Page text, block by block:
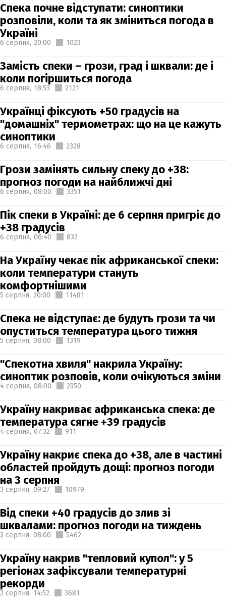
Спека почне відступати: синоптики
розповіли, коли та як зміниться погода в
Україні
6 серпня, 20:00 1023
Замість спеки – грози, град і шквали: де і
коли погіршиться погода
6 серпня, 18:53 2121
Українці фіксують +50 градусів на
"домашніх" термометрах: що на це кажуть
синоптики
6 серпня, 16:46 2328
Грози замінять сильну спеку до +38:
прогноз погоди на найближчі дні
6 серпня, 08:00 3351
Пік спеки в Україні: де 6 серпня пригріє до
+38 градусів
6 серпня, 06:40 832
На Україну чекає пік африканської спеки:
коли температури стануть
комфортнішими
5 серпня, 20:00 11481
Спека не відступає: де будуть грози та чи
опуститься температура цього тижня
5 серпня, 08:00 1319
"Спекотна хвиля" накрила Україну:
синоптик розповів, коли очікуються зміни
4 серпня, 08:00 2350
Україну накриває африканська спека: де
температура сягне +39 градусів
4 серпня, 07:32 911
Україну накриє спека до +38, але в частині
областей пройдуть дощі: прогноз погоди
на 3 серпня
3 серпня, 09:27 10979
Від спеки +40 градусів до злив зі
шквалами: прогноз погоди на тиждень
3 серпня, 08:00 5462
Україну накрив "тепловий купол": у 5
регіонах зафіксували температурні
рекорди
2 серпня, 14:52 3681